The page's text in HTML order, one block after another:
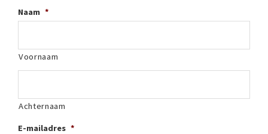
Naam *
Voornaam
Achternaam
E-mailadres *